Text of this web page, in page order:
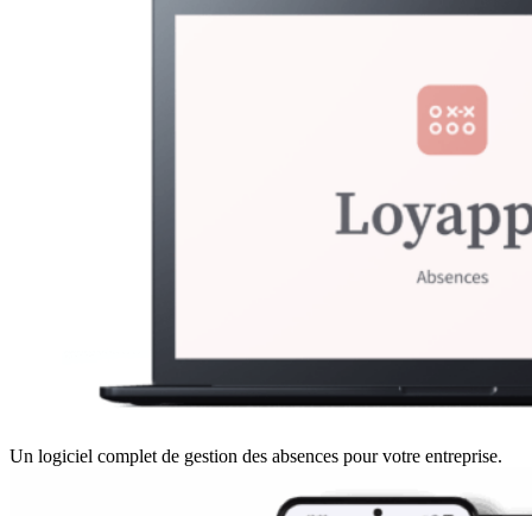
Un logiciel complet de gestion des absences pour votre entreprise.